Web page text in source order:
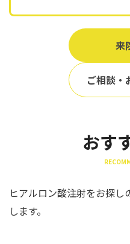
来
ご相談・
おす
ヒアルロン酸注射をお探
します。